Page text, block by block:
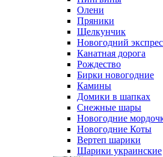
Олени
Пряники
Щелкунчик
Новогодний
Канатная дорога
Рождество
Бирки новогодние
Камины
Домики в шапках
Снежные шары
Новогодние
Новогодние Коты
Вертеп шарики
Шарики украинские